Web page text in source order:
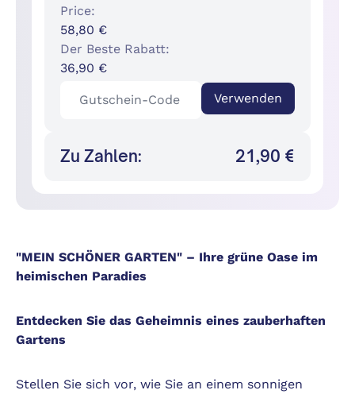
Price:
58,80 €
Der Beste Rabatt:
36,90 €
Verwenden
Zu Zahlen: 21,90 €
"MEIN SCHÖNER GARTEN" – Ihre grüne Oase im
heimischen Paradies
Entdecken Sie das Geheimnis eines zauberhaften
Gartens
Stellen Sie sich vor, wie Sie an einem sonnigen